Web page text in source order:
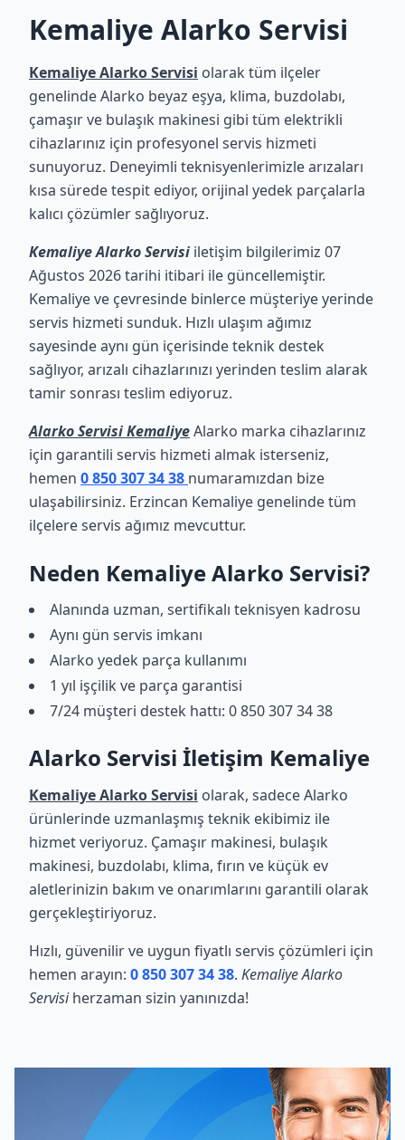
Kemaliye Alarko Servisi
Kemaliye Alarko Servisi olarak tüm ilçeler
genelinde Alarko beyaz eşya, klima, buzdolabı,
çamaşır ve bulaşık makinesi gibi tüm elektrikli
cihazlarınız için profesyonel servis hizmeti
sunuyoruz. Deneyimli teknisyenlerimizle arızaları
kısa sürede tespit ediyor, orijinal yedek parçalarla
kalıcı çözümler sağlıyoruz.
Kemaliye Alarko Servisi iletişim bilgilerimiz 07
Ağustos 2026 tarihi itibari ile güncellemiştir.
Kemaliye ve çevresinde binlerce müşteriye yerinde
servis hizmeti sunduk. Hızlı ulaşım ağımız
sayesinde aynı gün içerisinde teknik destek
sağlıyor, arızalı cihazlarınızı yerinden teslim alarak
tamir sonrası teslim ediyoruz.
Alarko Servisi KemaliyeAlarko marka cihazlarınız
için garantili servis hizmeti almak isterseniz,
hemen 0 850 307 34 38 numaramızdan bize
ulaşabilirsiniz. Erzincan Kemaliye genelinde tüm
ilçelere servis ağımız mevcuttur.
Neden Kemaliye Alarko Servisi?
Alanında uzman, sertifikalı teknisyen kadrosu
Aynı gün servis imkanı
Alarko yedek parça kullanımı
1 yıl işçilik ve parça garantisi
7/24 müşteri destek hattı: 0 850 307 34 38
Alarko Servisi İletişim Kemaliye
Kemaliye Alarko Servisi olarak, sadece Alarko
ürünlerinde uzmanlaşmış teknik ekibimiz ile
hizmet veriyoruz. Çamaşır makinesi, bulaşık
makinesi, buzdolabı, klima, fırın ve küçük ev
aletlerinizin bakım ve onarımlarını garantili olarak
gerçekleştiriyoruz.
Hızlı, güvenilir ve uygun fiyatlı servis çözümleri için
hemen arayın: 0 850 307 34 38. Kemaliye Alarko
Servisiherzaman sizin yanınızda!